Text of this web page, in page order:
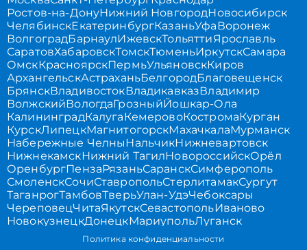
Ростов-на-ДонуНижний НовгородНовосибирск
ЧелябинскЕкатеринбургКазаньУфаВоронеж
ВолгоградБарнаулИжевскТольяттиЯрославль
СаратовХабаровскТомскТюменьИркутскСамара
ОмскКрасноярскПермьУльяновскКиров
АрхангельскАстраханьБелгородБлаговещенск
БрянскВладивостокВладикавказВладимир
ВолжскийВологдаГрозныйЙошкар-Ола
КалининградКалугаКемеровоКостромаКурган
КурскЛипецкМагнитогорскМахачкалаМурманск
Набережные ЧелныНальчикНижневартовск
НижнекамскНижний ТагилНовороссийскОрёл
ОренбургПензаРязаньСаранскСимферополь
СмоленскСочиСтавропольСтерлитамакСургут
ТаганрогТамбовТверьУлан-УдэЧебоксары
ЧереповецЧитаЯкутскСевастопольИваново
НовокузнецкДонецкМариупольЛуганск
Политика конфиденциальности